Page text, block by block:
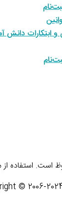
ابتکارات دانش
است. استفاده
© 2006-